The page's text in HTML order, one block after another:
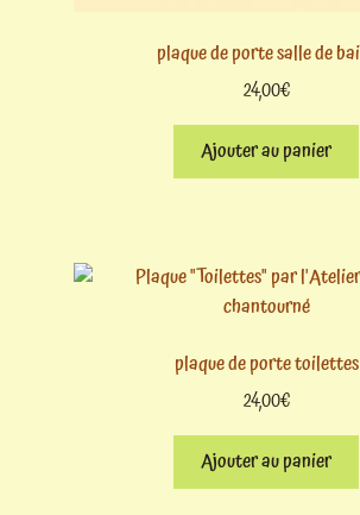
plaque de porte salle de
24,00€
Ajouter au panier
plaque de porte toilettes
24,00€
Ajouter au panier